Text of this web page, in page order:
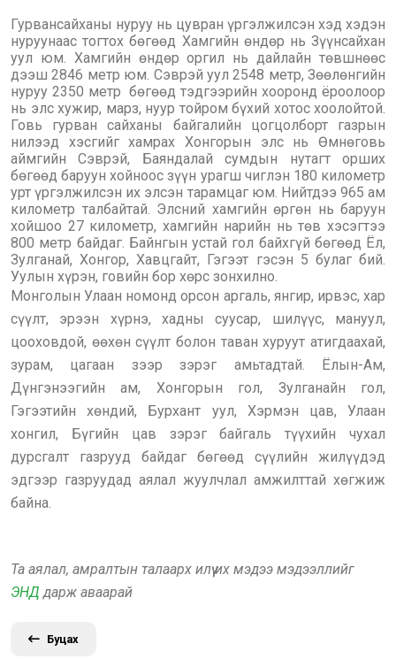
Гурвансайханы нуруу нь цувран үргэлжилсэн хэд хэдэн
нуруунаас тогтох бөгөөд Хамгийн өндөр нь Зүүнсайхан
уул юм. Хамгийн өндөр оргил нь дайлайн төвшнөөс
дээш 2846 метр юм. Сэврэй уул 2548 метр, Зөөлөнгийн
нуруу 2350 метр бөгөөд тэдгээрийн хооронд ёроолоор
нь элс хужир, марз, нуур тойром бүхий хотос хоолойтой.
Говь гурван сайханы байгалийн цогцолборт газрын
нилээд хэсгийг хамрах Хонгорын элс нь Өмнөговь
аймгийн Сэврэй, Баяндалай сумдын нутагт орших
бөгөөд баруун хойноос зүүн урагш чиглэн 180 километр
урт үргэлжилсэн их элсэн тарамцаг юм. Нийтдээ 965 ам
километр талбайтай. Элсний хамгийн өргөн нь баруун
хойшоо 27 километр, хамгийн нарийн нь төв хэсэгтээ
800 метр байдаг. Байнгын устай гол байхгүй бөгөөд Ёл,
Зулганай, Хонгор, Хавцгайт, Гэгээт гэсэн 5 булаг бий.
Уулын хүрэн, говийн бор хөрс зонхилно.
Монголын Улаан номонд орсон аргаль, янгир, ирвэс, хар
сүүлт, эрээн хүрнэ, хадны суусар, шилүүс, мануул,
цооховдой, өөхөн сүүлт болон таван хуруут атигдаахай,
зурам, цагаан зээр зэрэг амьтадтай. Ёлын-Ам,
Дүнгэнээгийн ам, Хонгорын гол, Зулганайн гол,
Гэгээтийн хөндий, Бурхант уул, Хэрмэн цав, Улаан
хонгил, Бүгийн цав зэрэг байгаль түүхийн чухал
дурсгалт газрууд байдаг бөгөөд сүүлийн жилүүдэд
эдгээр газруудад аялал жуулчлал амжилттай хөгжиж
байна.
Та аялал, амралтын талаарх илүү их мэдээ мэдээллийг
ЭНД дарж аваарай
Буцах